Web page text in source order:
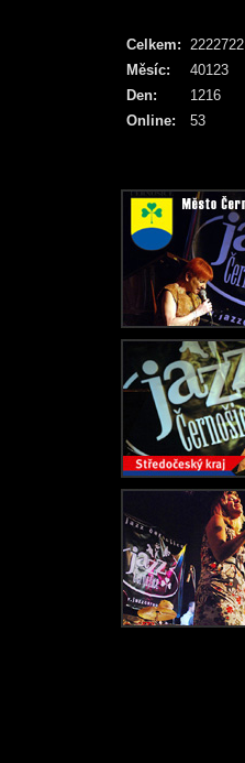
Online: 53
Celkem: 2222722
Měsíc:
40123
Den:
1216